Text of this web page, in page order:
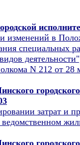
изменений в
специальных
N 212 от 28
затрат и
ведомственном